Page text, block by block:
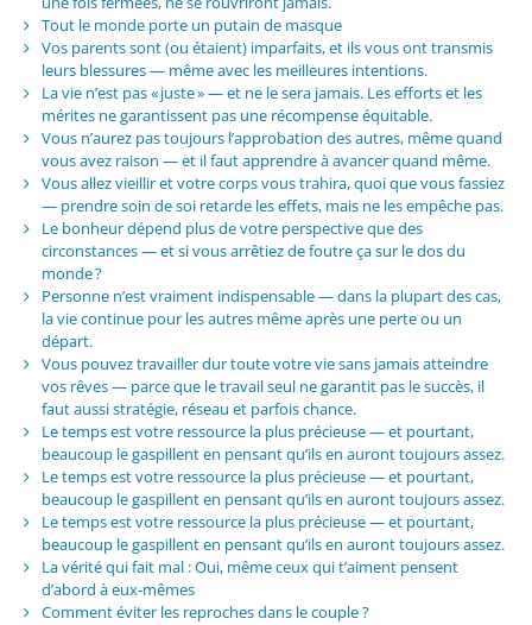
Tout le monde porte un putain de masque
Vos parents sont (ou étaient) imparfaits, et ils vous ont transmis
leurs blessures — même avec les meilleures intentions.
La vie n’est pas « juste » — et ne le sera jamais. Les efforts et les
mérites ne garantissent pas une récompense équitable.
Vous n’aurez pas toujours l’approbation des autres, même quand
vous avez raison — et il faut apprendre à avancer quand même.
Vous allez vieillir et votre corps vous trahira, quoi que vous fassiez
— prendre soin de soi retarde les effets, mais ne les empêche pas.
Le bonheur dépend plus de votre perspective que des
circonstances — et si vous arrêtiez de foutre ça sur le dos du
monde ?
Personne n’est vraiment indispensable — dans la plupart des cas,
la vie continue pour les autres même après une perte ou un
départ.
Vous pouvez travailler dur toute votre vie sans jamais atteindre
vos rêves — parce que le travail seul ne garantit pas le succès, il
faut aussi stratégie, réseau et parfois chance.
Le temps est votre ressource la plus précieuse — et pourtant,
beaucoup le gaspillent en pensant qu’ils en auront toujours assez.
Le temps est votre ressource la plus précieuse — et pourtant,
beaucoup le gaspillent en pensant qu’ils en auront toujours assez.
Le temps est votre ressource la plus précieuse — et pourtant,
beaucoup le gaspillent en pensant qu’ils en auront toujours assez.
La vérité qui fait mal : Oui, même ceux qui t’aiment pensent
d’abord à eux-mêmes
Comment éviter les reproches dans le couple ?